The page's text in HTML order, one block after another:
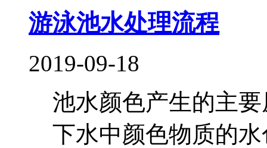
游泳池水处理流程
2019-09-18
池水颜色产生的主
下水中颜色物质的